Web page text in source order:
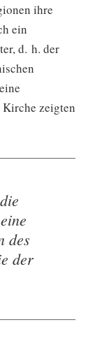
ihre
ein
d. h. der
zeigten
des
der